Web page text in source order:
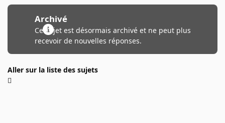
Archivé
Ce sujet est désormais archivé et ne peut plus
recevoir de nouvelles réponses.
Aller sur la liste des sujets